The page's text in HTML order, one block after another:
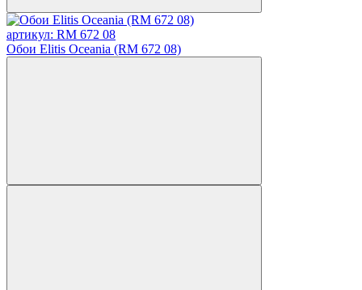
артикул: RM 672 08
Обои Elitis Oceania (RM 672 08)